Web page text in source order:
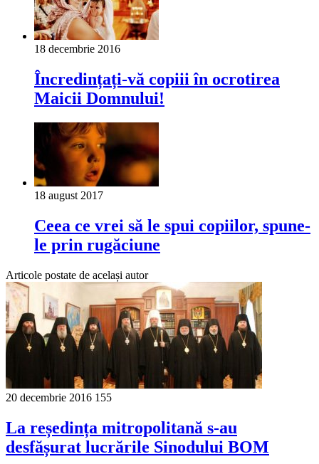
18 decembrie 2016
Încredințați-vă copiii în ocrotirea
Maicii Domnului!
18 august 2017
Ceea ce vrei să le spui copiilor, spune-
le prin rugăciune
Articole postate de același autor
20 decembrie 2016 155
La reședința mitropolitană s-au
desfășurat lucrările Sinodului BOM